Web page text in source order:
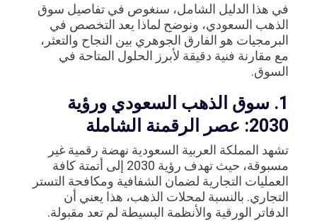
في هذا الدليل الشامل، سنغوص في تفاصيل سوق
الذهب السعودي، ونوضح لماذا يعد التخصص في
البرمجيات هو الفارق الجوهري بين النجاح والتعثر،
مع مقارنة فنية دقيقة لأبرز الحلول المتاحة في
السوق.
1. سوق الذهب السعودي ورؤية
2030: عصر الرقمنة الشاملة
تشهد المملكة العربية السعودية نهضة رقمية غير
مسبوقة، حيث تهدف رؤية 2030 إلى أتمتة كافة
العمليات التجارية لضمان الشفافية ومكافحة التستر
التجاري. بالنسبة لمحلات الذهب، هذا يعني أن
الدفاتر الورقية والأنظمة البسيطة لم تعد مقبولة.